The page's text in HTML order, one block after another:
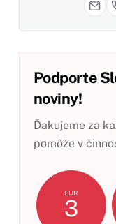
Podporte
noviny!
Ďakujeme za
pomôže v
EUR
3